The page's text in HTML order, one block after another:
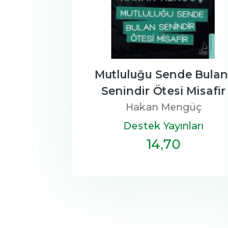
Mutluluğu Sende Bulan
Senindir Ötesi Misafir
Hakan Mengüç
Destek Yayınları
14,70